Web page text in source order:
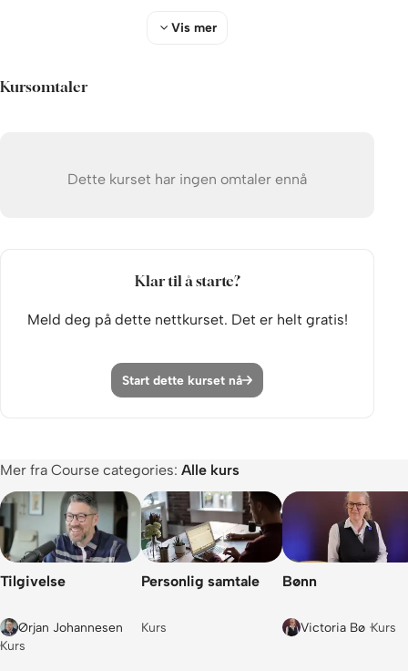
Sedemonstrasjonsvideo
Hva sa Jesus om seg selv?
Oppsummering
Avsporet
Mer mellom himmel og jord
Guds løsning
Betalt i sin helhet
Alle mennesker
Oppsummering
Vis mer
Kursomtaler
Dette kurset har ingen omtaler ennå
Klar til å starte?
Meld deg på dette nettkurset. Det er helt gratis!
Start dette kurset nå
Mer fra Course categories: Alle kurs
Tilgivelse
Ørjan Johannesen
Kurs
Personlig samtale
Kurs
Bønn
Victoria Bø Kurs